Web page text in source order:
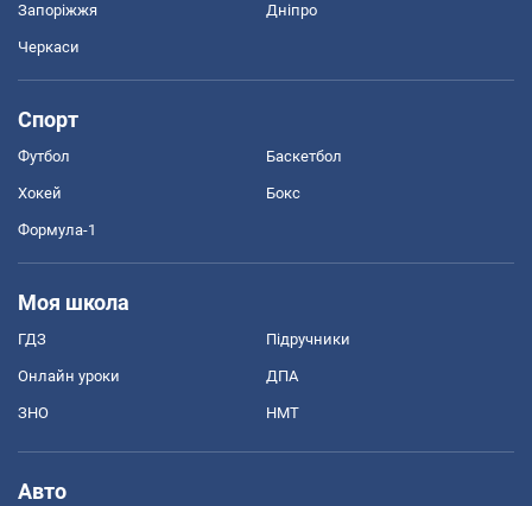
Запоріжжя Дніпро
Черкаси
Спорт
Футбол Баскетбол
Хокей Бокс
Формула-1
Моя школа
ГДЗ Підручники
Онлайн уроки ДПА
ЗНО НМТ
Авто